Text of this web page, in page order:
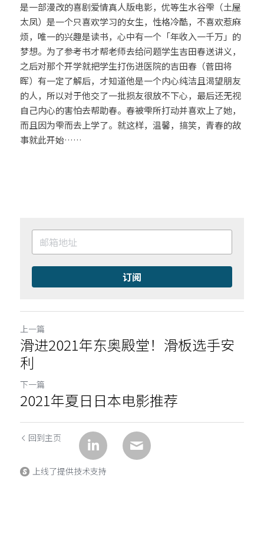
是一部漫改的喜剧爱情真人版电影，优等生水谷雫（土屋
太凤）是一个只喜欢学习的女生，性格冷酷，不喜欢惹麻
烦，唯一的兴趣是读书，心中有一个「年收入一千万」的
梦想。为了参考书才帮老师去给问题学生吉田春送讲义，
之后对那个开学就把学生打伤进医院的吉田春（菅田将
晖）有一定了解后，才知道他是一个内心纯洁且渴望朋友
的人，所以对于他交了一批损友很放不下心，最后还无视
自己内心的害怕去帮助春。春被雫所打动并喜欢上了她，
而且因为雫而去上学了。就这样，温馨，搞笑，青春的故
事就此开始……
订阅
上一篇
滑进2021年东奥殿堂！滑板选手安
利
下一篇
2021年夏日日本电影推荐
回到主页
上线了提供技术支持